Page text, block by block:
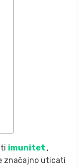
imunitet ,
značajno uticati